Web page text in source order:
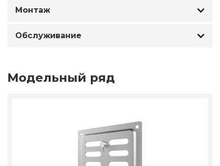
Монтаж
Обслуживание
Модельный ряд